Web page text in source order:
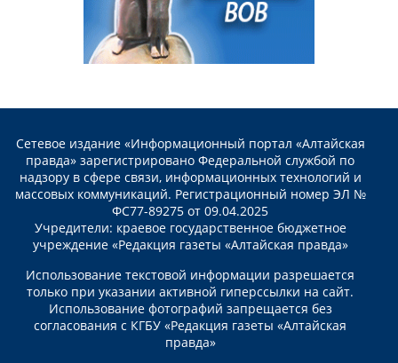
Сетевое издание «Информационный портал «Алтайская
правда» зарегистрировано Федеральной службой по
надзору в сфере связи, информационных технологий и
массовых коммуникаций. Регистрационный номер ЭЛ №
ФС77-89275 от 09.04.2025
Учредители: краевое государственное бюджетное
учреждение «Редакция газеты «Алтайская правда»
Использование текстовой информации разрешается
только при указании активной гиперссылки на сайт.
Использование фотографий запрещается без
согласования с КГБУ «Редакция газеты «Алтайская
правда»